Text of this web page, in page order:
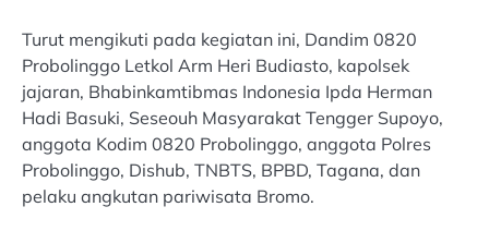
Turut mengikuti pada kegiatan ini, Dandim 0820
Probolinggo Letkol Arm Heri Budiasto, kapolsek
jajaran, Bhabinkamtibmas Indonesia Ipda Herman
Hadi Basuki, Seseouh Masyarakat Tengger Supoyo,
anggota Kodim 0820 Probolinggo, anggota Polres
Probolinggo, Dishub, TNBTS, BPBD, Tagana, dan
pelaku angkutan pariwisata Bromo.